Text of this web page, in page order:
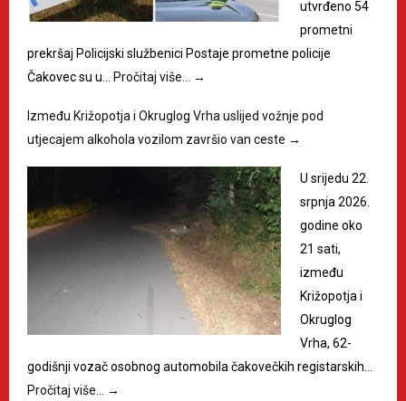
utvrđeno 54
prometni
prekršaj Policijski službenici Postaje prometne policije
Čakovec su u… Pročitaj više… →
Između Križopotja i Okruglog Vrha uslijed vožnje pod
utjecajem alkohola vozilom završio van ceste →
U srijedu 22.
srpnja 2026.
godine oko
21 sati,
između
Križopotja i
Okruglog
Vrha, 62-
godišnji vozač osobnog automobila čakovečkih registarskih…
Pročitaj više… →